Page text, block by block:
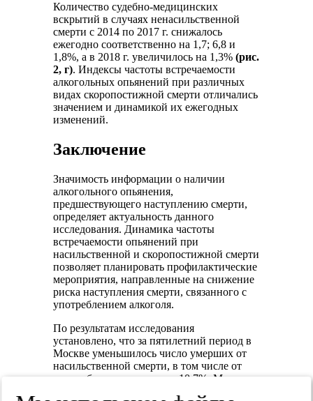
Количество судебно-медицинских
вскрытий в случаях ненасильственной
смерти с 2014 по 2017 г. снижалось
ежегодно соответственно на 1,7; 6,8 и
1,8%, а в 2018 г. увеличилось на 1,3%(рис.
2, г). Индексы частоты встречаемости
алкогольных опьянений при различных
видах скоропостижной смерти отличались
значением и динамикой их ежегодных
изменений.
Заключение
Значимость информации о наличии
алкогольного опьянения,
предшествующего наступлению смерти,
определяет актуальность данного
исследования. Динамика частоты
встречаемости опьянений при
насильственной и скоропостижной смерти
позволяет планировать профилактические
мероприятия, направленные на снижение
риска наступления смерти, связанного с
употреблением алкоголя.
По результатам исследования
установлено, что за пятилетний период в
Москве уменьшилось число умерших от
насильственной смерти, в том числе от
автомобильных травм, на 10,7%. Можно